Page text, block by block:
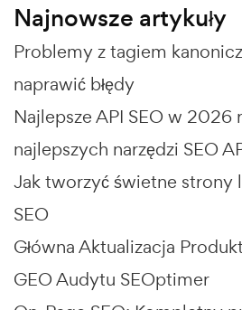
Najnowsze artykuły
Problemy z tagiem
naprawić błędy
Najlepsze API SEO w 2026
najlepszych narzędzi SEO
Jak tworzyć świetne strony
SEO
Główna Aktualizacja
GEO Audytu SEOptimer